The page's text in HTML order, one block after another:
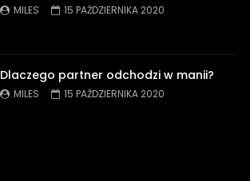
MILES 15 PAŹDZIERNIKA 2020
Dlaczego partner odchodzi w manii?
MILES 15 PAŹDZIERNIKA 2020